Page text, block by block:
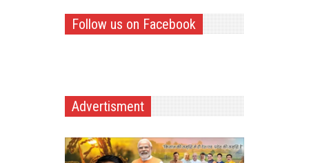
Follow us on Facebook
Advertisment